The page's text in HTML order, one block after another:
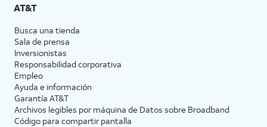
AT&T
Busca una tienda
Sala de prensa
Inversionistas
Responsabilidad corporativa
Empleo
Ayuda e información
Garantía AT&T
Archivos legibles por máquina de Datos sobre Broadband
Código para compartir pantalla